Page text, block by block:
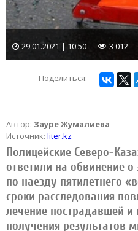
29.01.2021 | 10:50 3 012
Поделиться:
Автор: Зауре Жумалиева
Источник: liter.kz
Полицейские Северо-
ответили на обвинение о
по наезду пятилетнего
сроки расследования
лечение пострадавшей и
получения результатов